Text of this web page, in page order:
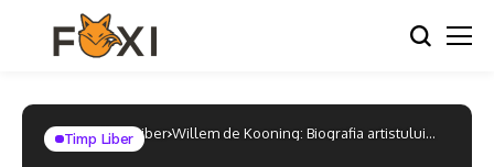
Home Timp Liber Willem de Kooning: Biografia artistului
Timp Liber